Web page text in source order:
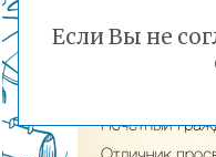
Если Вы не